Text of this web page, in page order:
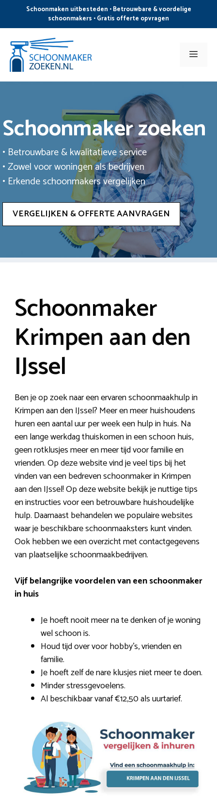
de
inhoud
Schoonmaken uitbesteden • Betrouwbare & voordelige
schoonmakers • Gratis offerte opvragen
Menu
Schoonmaker zoeken
• Betrouwbare & kwalitatieve service
• Zowel voor woningen als bedrijven
• Erkende schoonmakers vergelijken
VERGELIJKEN & OFFERTE AANVRAGEN
Schoonmaker
Krimpen aan den
IJssel
Ben je op zoek naar een ervaren schoonmaakhulp in
Krimpen aan den IJssel? Meer en meer huishoudens
huren een aantal uur per week een hulp in huis. Na
een lange werkdag thuiskomen in een schoon huis,
geen rotklusjes meer en meer tijd voor familie en
vrienden. Op deze website vind je veel tips bij het
vinden van een bedreven schoonmaker in Krimpen
aan den IJssel! Op deze website bekijk je nuttige tips
en instructies voor een betrouwbare huishoudelijke
hulp. Daarnaast behandelen we populaire websites
waar je beschikbare schoonmaaksters kunt vinden.
Ook hebben we een overzicht met contactgegevens
van plaatselijke schoonmaakbedrijven.
Vijf belangrijke voordelen van een schoonmaker
in huis
Je hoeft nooit meer na te denken of je woning
wel schoon is.
Houd tijd over voor hobby’s, vrienden en
familie.
Je hoeft zelf de nare klusjes niet meer te doen.
Minder stressgevoelens.
Al beschikbaar vanaf €12,50 als uurtarief.